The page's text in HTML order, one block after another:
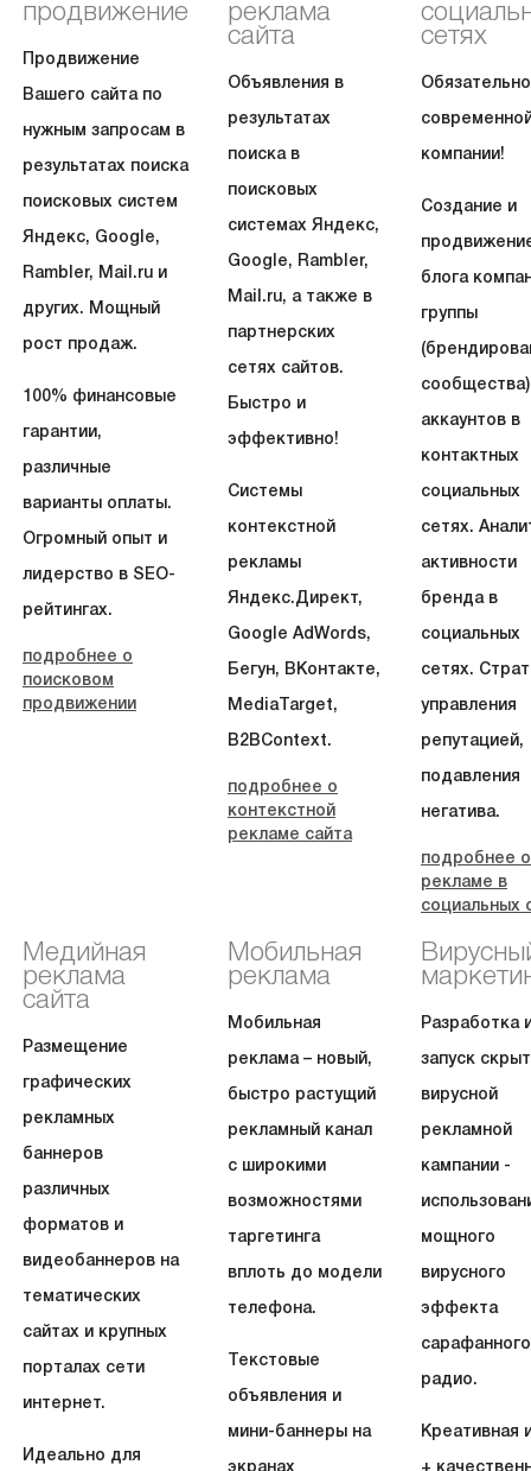
продвижение
Продвижение
Вашего сайта по
нужным запросам в
результатах поиска
поисковых систем
Яндекс, Google,
Rambler, Mail.ru и
других. Мощный
рост продаж.
100% финансовые
гарантии,
различные
варианты оплаты.
Огромный опыт и
лидерство в SEO-
рейтингах.
подробнее о
поисковом
продвижении
реклама
сайта
Объявления в
результатах
поиска в
поисковых
системах Яндекс,
Google, Rambler,
Mail.ru, а также в
партнерских
сетях сайтов.
Быстро и
эффективно!
Системы
контекстной
рекламы
Яндекс.Директ,
Google AdWords,
Бегун, ВКонтакте,
MediaTarget,
B2BContext.
подробнее о
контекстной
рекламе сайта
сетях
компании!
Создание и
блога
группы
аккаунтов в
контактных
социальных
сетях.
активности
бренда в
социальных
сетях.
управления
репутацией,
подавления
негатива.
подробнее о
рекламе в
социальных
Медийная
реклама
сайта
Размещение
графических
рекламных
баннеров
различных
форматов и
видеобаннеров на
тематических
сайтах и крупных
порталах сети
интернет.
Идеально для
Мобильная
реклама
Мобильная
реклама – новый,
быстро растущий
рекламный канал
с широкими
возможностями
таргетинга
вплоть до модели
телефона.
Текстовые
объявления и
мини-баннеры на
Разработка
запуск
вирусной
рекламной
кампании -
мощного
вирусного
эффекта
сарафанного
радио.
Креативная